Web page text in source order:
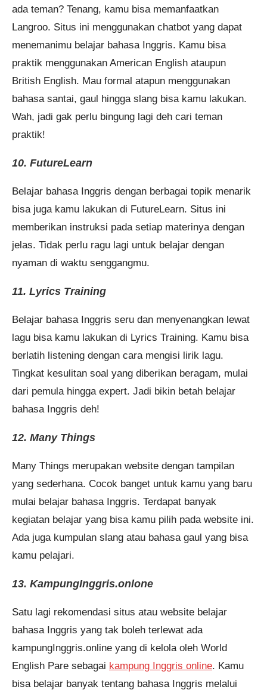
ada teman? Tenang, kamu bisa memanfaatkan
Langroo. Situs ini menggunakan chatbot yang dapat
menemanimu belajar bahasa Inggris. Kamu bisa
praktik menggunakan American English ataupun
British English. Mau formal atapun menggunakan
bahasa santai, gaul hingga slang bisa kamu lakukan.
Wah, jadi gak perlu bingung lagi deh cari teman
praktik!
10. FutureLearn
Belajar bahasa Inggris dengan berbagai topik menarik
bisa juga kamu lakukan di FutureLearn. Situs ini
memberikan instruksi pada setiap materinya dengan
jelas. Tidak perlu ragu lagi untuk belajar dengan
nyaman di waktu senggangmu.
11. Lyrics Training
Belajar bahasa Inggris seru dan menyenangkan lewat
lagu bisa kamu lakukan di Lyrics Training. Kamu bisa
berlatih listening dengan cara mengisi lirik lagu.
Tingkat kesulitan soal yang diberikan beragam, mulai
dari pemula hingga expert. Jadi bikin betah belajar
bahasa Inggris deh!
12. Many Things
Many Things merupakan website dengan tampilan
yang sederhana. Cocok banget untuk kamu yang baru
mulai belajar bahasa Inggris. Terdapat banyak
kegiatan belajar yang bisa kamu pilih pada website ini.
Ada juga kumpulan slang atau bahasa gaul yang bisa
kamu pelajari.
13. KampungInggris.onlone
Satu lagi rekomendasi situs atau website belajar
bahasa Inggris yang tak boleh terlewat ada
kampungInggris.online yang di kelola oleh World
English Pare sebagai kampung Inggris online. Kamu
bisa belajar banyak tentang bahasa Inggris melalui